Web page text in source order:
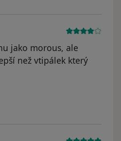
jako morous, ale
než vtipálek který